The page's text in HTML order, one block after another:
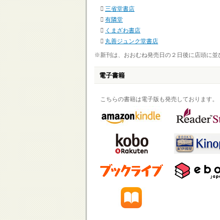
三省堂書店
有隣堂
くまざわ書店
丸善ジュンク堂書店
※新刊は、おおむね発売日の２日後に店頭に並
電子書籍
こちらの書籍は電子版も発売しております。